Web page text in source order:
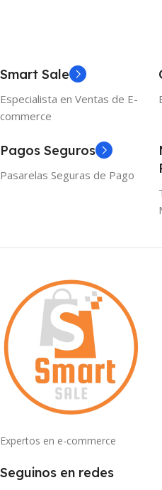
Smart Sale
Especialista en Ventas de E-
commerce
Pagos Seguros
Pasarelas Seguras de Pago
Expertos en e-commerce
Seguinos en redes